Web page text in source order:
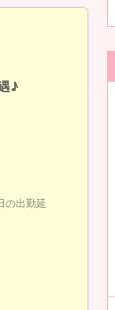
♪
の出勤延